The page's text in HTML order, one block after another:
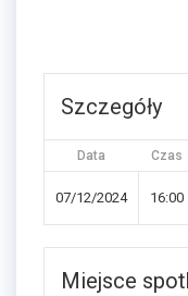
Szczegóły
Data Czas
07/12/2024 16:00
Miejsce